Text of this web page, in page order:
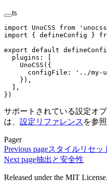
ts
import UnoCSS from '
import { defineConfig }
export default
  plugins
: [
    UnoCSS
({
      configFile
: ' ../my-
    }),
  ],
})
サポートされている設定オ
は、 設定リファレンス を参
Pager
Previous pageスタイルリセッ
Next page抽出と安全性
Released under the MIT License.